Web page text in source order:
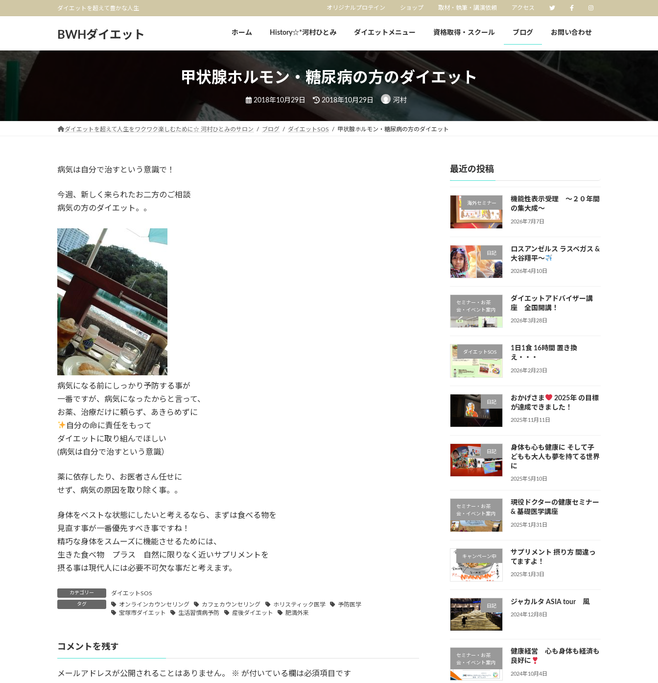
ン
へ
ビ
ョ
ダイエットを超えて豊かな人生 オリジナルプロテイン ショップ 取材・執筆・講演依頼 アクセス
BWHダイエット ホーム History☆*河村ひとみ ダイエットメニュー 資格取得・スクール ブログ お問い合わせ
甲状腺ホルモン・糖尿病の方のダイエット
2018年10月29日
最
終
新
日
時
2018年10月29日 河村
ダイエットを超えて人生をワクワク楽しむために☆ 河村ひとみのサロン ブログ ダイエットSOS 甲状腺ホルモン・糖尿病の方のダイエット
病気は自分で治すという意識で！
今週、新しく来られたお二方のご相談
病気の方のダイエット。。
病気になる前にしっかり予防する事が
一番ですが、病気になったからと言って、
お薬、治療だけに頼らず、あきらめずに
自分の命に責任をもって
ダイエットに取り組んでほしい
(病気は自分で治すという意識）
薬に依存したり、お医者さん任せに
せず、病気の原因を取り除く事。。
身体をベストな状態にしたいと考えるなら、まずは食べる物を
見直す事が一番優先すべき事ですね！
精巧な身体をスムーズに機能させるためには、
生きた食べ物 プラス 自然に限りなく近いサプリメントを
摂る事は現代人には必要不可欠な事だと考えます。
カテゴリー ダイエットSOS
タグ オンラインカウンセリング カフェカウンセリング ホリスティック医学
予防医学
宝塚市ダイエット
生活習慣病予防 産後ダイエット 肥満外来
コメントを残す
メールアドレスが公開されることはありません。 ※ が付いている欄は必須項目です
最近の投稿
海外セミナー
機能性表示受理 〜２０年間
の集大成〜
2026年7月7日
日記
ロスアンゼルス ラスベガス &
大谷翔平〜
2026年4月10日
セミナー・お茶
会・イベント案内
ダイエットアドバイザー講
座 全国開講！
2026年3月28日
ダイエットSOS
1日1食 16時間 置き換
え・・・
2026年2月23日
日記
おかげさま
2025年 の目標
が達成できました！
2025年11月11日
日記
身体も心も健康に そして子
どもも大人も夢を持てる世界
に
2025年5月10日
セミナー・お茶
会・イベント案内
現役ドクターの健康セミナー
& 基礎医学講座
2025年1月31日
キャンペーン中
サプリメント 摂り方 間違っ
てますよ！
2025年1月3日
日記
ジャカルタ ASIA tour 風
2024年12月8日
セミナー・お茶
会・イベント案内
健康経営 心も身体も経済も
良好に
2024年10月4日